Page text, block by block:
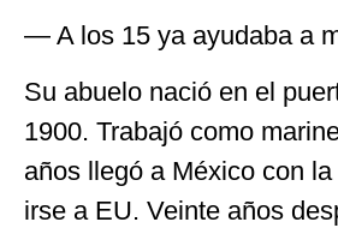
― A los 15 ya ayudaba a
Su abuelo nació en el
1900. Trabajó como
años llegó a México con
irse a EU. Veinte años